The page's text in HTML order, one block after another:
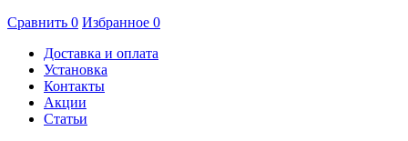
Сравнить 0 Избранное 0
Доставка и оплата
Установка
Контакты
Акции
Статьи